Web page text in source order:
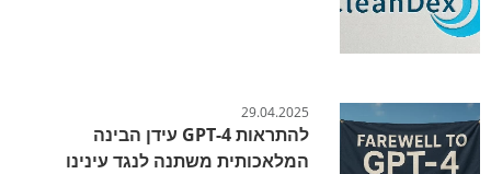
29.04.2025
להתראות GPT-4 עידן הבינה
המלאכותית משתנה לנגד עינינו